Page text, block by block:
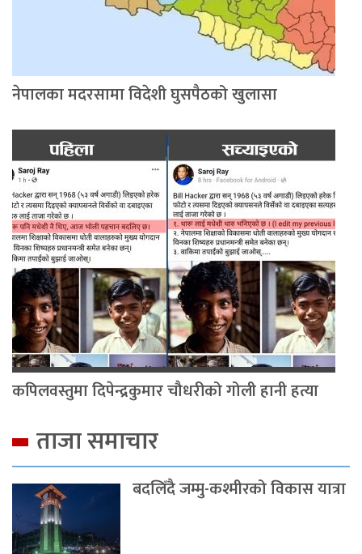
नेपालका मदरसामा विदेशी घुसपैठको खुलासा
कपिलवस्तुमा दिपेन्द्रकुमार चौधरीको गोली हानी हत्या
ताजा समाचार
बदलिँदै जम्मु-कश्मीरको विकास यात्रा